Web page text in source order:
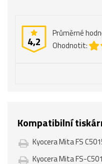
4,2
Průměrné
Ohodnotit:
Kompatibilní
Kyocera Mita FS
Kyocera Mita FS-